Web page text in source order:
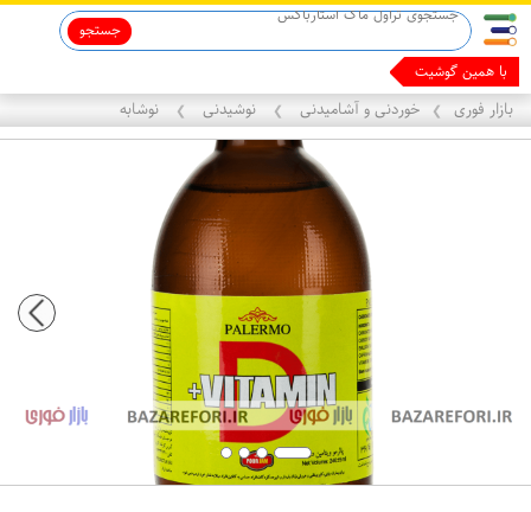
جستجو
با همین گوشیت پول در
بازار فوری ❯ خوردنی و آشامیدنی ❯ نوشیدنی ❯ نوشابه